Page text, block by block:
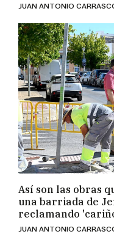
JUAN ANTONIO
Así son las obras
una barriada de
reclamando
JUAN ANTONIO